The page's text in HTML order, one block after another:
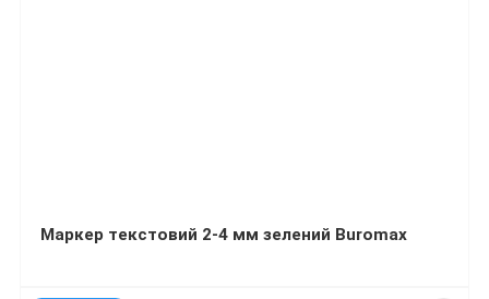
Маркер текстовий 2-4 мм зелений Buromax